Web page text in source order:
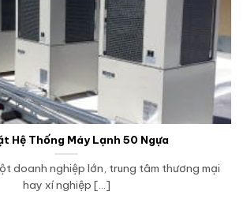
Hệ Thống Máy Lạnh 50 Ngựa
doanh nghiệp lớn, trung tâm thương mại
hay xí nghiệp [...]